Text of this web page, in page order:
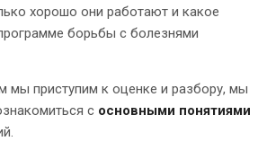
хорошо они работают и какое
борьбы с болезнями
мы приступим к оценке и разбору, мы
с основными понятиями